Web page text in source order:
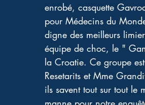
enrobé, casquette
pour Médecins du
digne des meilleurs
équipe de choc, le "
la Croatie. Ce groupe
Resetarits et Mme
ils savent tout sur tout le